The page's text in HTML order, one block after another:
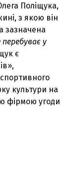
Поліщука,
з якою він
зазначена
у
є
культури на
фірмою угоди